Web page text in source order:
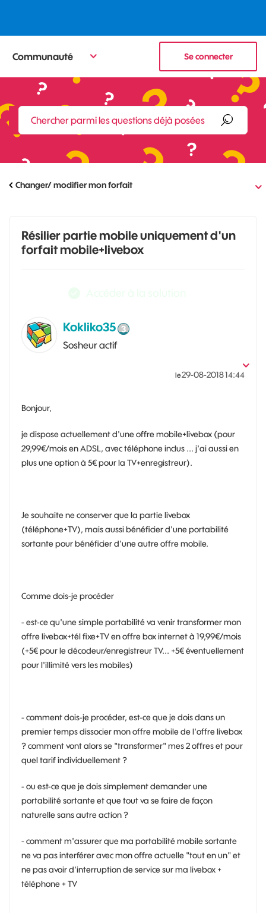
Communauté Se connecter
Changer/ modifier mon forfait
Résilier partie mobile uniquement d'un
forfait mobile+livebox
Kokliko35
Sosheur actif
le‎29-08-201814:44
Bonjour,
je dispose actuellement d'une offre mobile+livebox (pour
29,99€/mois en ADSL, avec téléphone inclus ... j'ai aussi en
plus une option à 5€ pour la TV+enregistreur).
Je souhaite ne conserver que la partie livebox
(téléphone+TV), mais aussi bénéficier d'une portabilité
sortante pour bénéficier d'une autre offre mobile.
Comme dois-je procéder
- est-ce qu'une simple portabilité va venir transformer mon
offre livebox+tél fixe+TV en offre box internet à 19,99€/mois
(+5€ pour le décodeur/enregistreur TV... +5€ éventuellement
pour l'illimité vers les mobiles)
- comment dois-je procéder, est-ce que je dois dans un
premier temps dissocier mon offre mobile de l'offre livebox
? comment vont alors se "transformer" mes 2 offres et pour
quel tarif individuellement ?
- ou est-ce que je dois simplement demander une
portabilité sortante et que tout va se faire de façon
naturelle sans autre action ?
- comment m'assurer que ma portabilité mobile sortante
ne va pas interférer avec mon offre actuelle "tout en un" et
ne pas avoir d'interruption de service sur ma livebox +
téléphone + TV